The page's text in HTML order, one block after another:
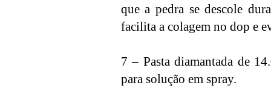
que a pedra se descole
facilita a colagem no dop e
7 – Pasta diamantada de
para solução em spray.